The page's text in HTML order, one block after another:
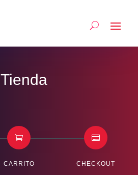
Tienda

CARRITO

CHECKOUT